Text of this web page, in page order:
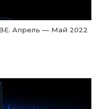
Апрель — Май 2022